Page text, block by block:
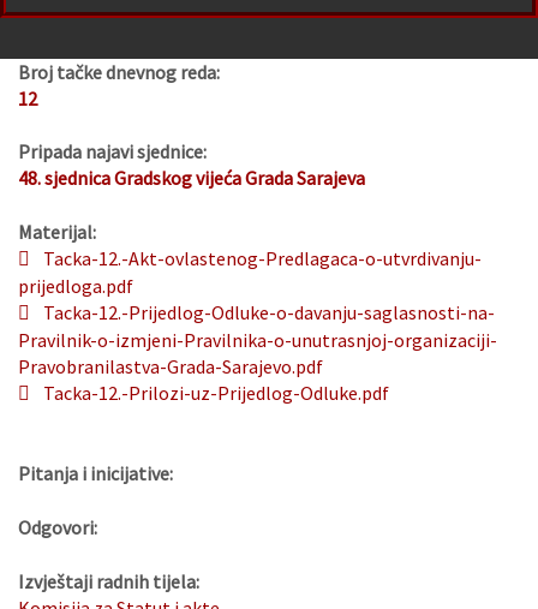
Broj tačke dnevnog reda:
12
Pripada najavi sjednice:
48. sjednica Gradskog vijeća Grada Sarajeva
Materijal:
Tacka-12.-Akt-ovlastenog-Predlagaca-o-utvrdivanju-
prijedloga.pdf
Tacka-12.-Prijedlog-Odluke-o-davanju-saglasnosti-na-
Pravilnik-o-izmjeni-Pravilnika-o-unutrasnjoj-organizaciji-
Pravobranilastva-Grada-Sarajevo.pdf
Tacka-12.-Prilozi-uz-Prijedlog-Odluke.pdf
Pitanja i inicijative:
Odgovori:
Izvještaji radnih tijela: